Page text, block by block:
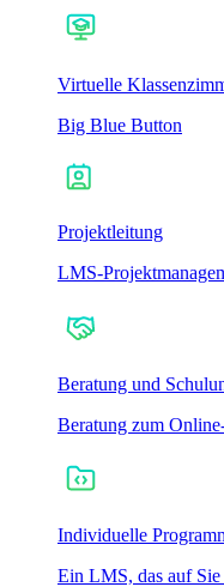
Virtuelle
Big Blue Button
Projektleitung
LMS-
Beratung und
Beratung zum
Individuelle
Ein LMS, das auf Sie